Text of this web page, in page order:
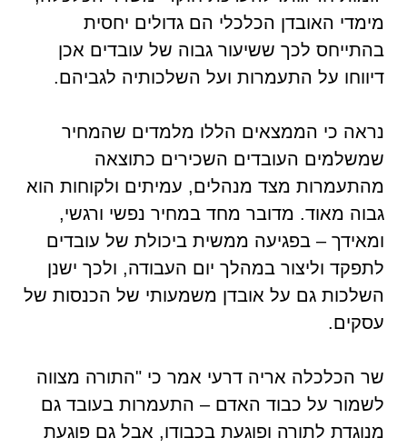
מימדי האובדן הכלכלי הם גדולים יחסית
בהתייחס לכך ששיעור גבוה של עובדים אכן
דיווחו על התעמרות ועל השלכותיה לגביהם.
נראה כי הממצאים הללו מלמדים שהמחיר
שמשלמים העובדים השכירים כתוצאה
מהתעמרות מצד מנהלים, עמיתים ולקוחות הוא
גבוה מאוד. מדובר מחד במחיר נפשי ורגשי,
ומאידך – בפגיעה ממשית ביכולת של עובדים
לתפקד וליצור במהלך יום העבודה, ולכך ישנן
השלכות גם על אובדן משמעותי של הכנסות של
עסקים.
שר הכלכלה אריה דרעי אמר כי "התורה מצווה
לשמור על כבוד האדם – התעמרות בעובד גם
מנוגדת לתורה ופוגעת בכבודו, אבל גם פוגעת